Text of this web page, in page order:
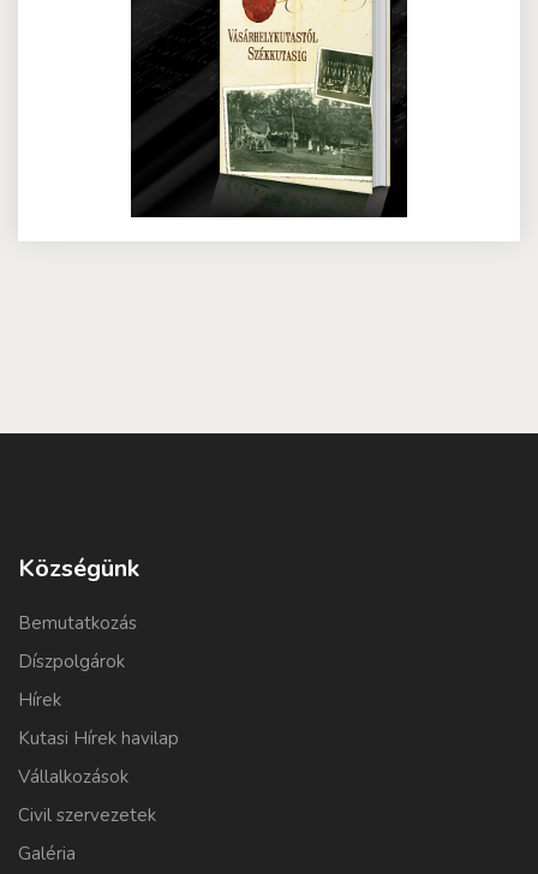
Községünk
Bemutatkozás
Díszpolgárok
Hírek
Kutasi Hírek havilap
Vállalkozások
Civil szervezetek
Galéria